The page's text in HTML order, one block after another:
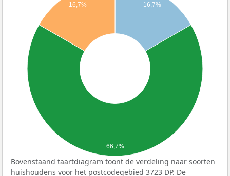
16,7%
16,7%
66,7%
Bovenstaand taartdiagram toont de verdeling naar soorten
huishoudens voor het postcodegebied 3723 DP. De